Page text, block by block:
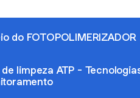
do FOTOPOLIMERIZADOR
limpeza ATP -